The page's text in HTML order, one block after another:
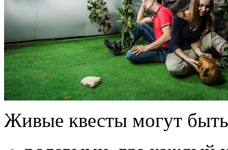
Живые квесты могут